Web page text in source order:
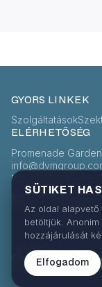
GYORS LINKEK
Szolgáltatások
ELÉRHETŐSÉG
Promenade
KÖVESS MINKET
© 2026 DVM. Minden
SÜTIKET
Az oldal
betöltjük.
hozzájárulását
Elfogadom